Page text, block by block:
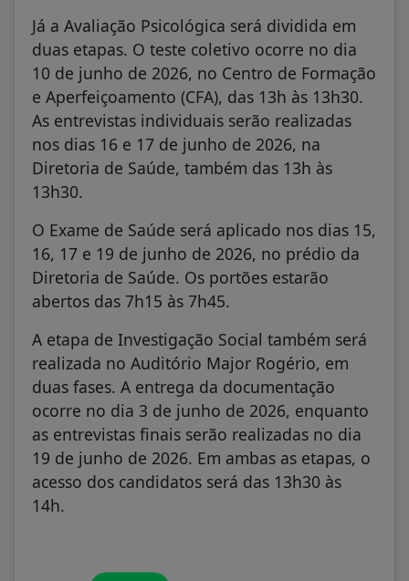
Já a Avaliação Psicológica será dividida em
duas etapas. O teste coletivo ocorre no dia
10 de junho de 2026, no Centro de Formação
e Aperfeiçoamento (CFA), das 13h às 13h30.
As entrevistas individuais serão realizadas
nos dias 16 e 17 de junho de 2026, na
Diretoria de Saúde, também das 13h às
13h30.
O Exame de Saúde será aplicado nos dias 15,
16, 17 e 19 de junho de 2026, no prédio da
Diretoria de Saúde. Os portões estarão
abertos das 7h15 às 7h45.
A etapa de Investigação Social também será
realizada no Auditório Major Rogério, em
duas fases. A entrega da documentação
ocorre no dia 3 de junho de 2026, enquanto
as entrevistas finais serão realizadas no dia
19 de junho de 2026. Em ambas as etapas, o
acesso dos candidatos será das 13h30 às
14h.